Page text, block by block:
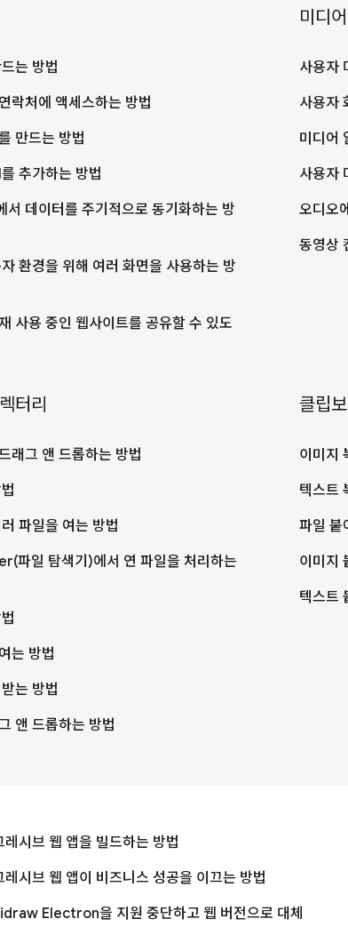
는 방법
락처에 액세스하는 방법
만드는 방법
추가하는 방법
서 데이터를 주기적으로 동기화하는 방
환경을 위해 여러 화면을 사용하는 방
사용 중인 웹사이트를 공유할 수 있도
미디어
사용자
사용자
미디어
사용자
오디오
동영상
터리
래그 앤 드롭하는 방법
파일을 여는 방법
파일 탐색기)에서 연 파일을 처리하는
는 방법
는 방법
앤 드롭하는 방법
클립
이미지
텍스트
파일 붙
이미지
텍스트
레시브 웹 앱을 빌드하는 방법
레시브 웹 앱이 비즈니스 성공을 이끄는 방법
Electron을 지원 중단하고 웹 버전으로 대체